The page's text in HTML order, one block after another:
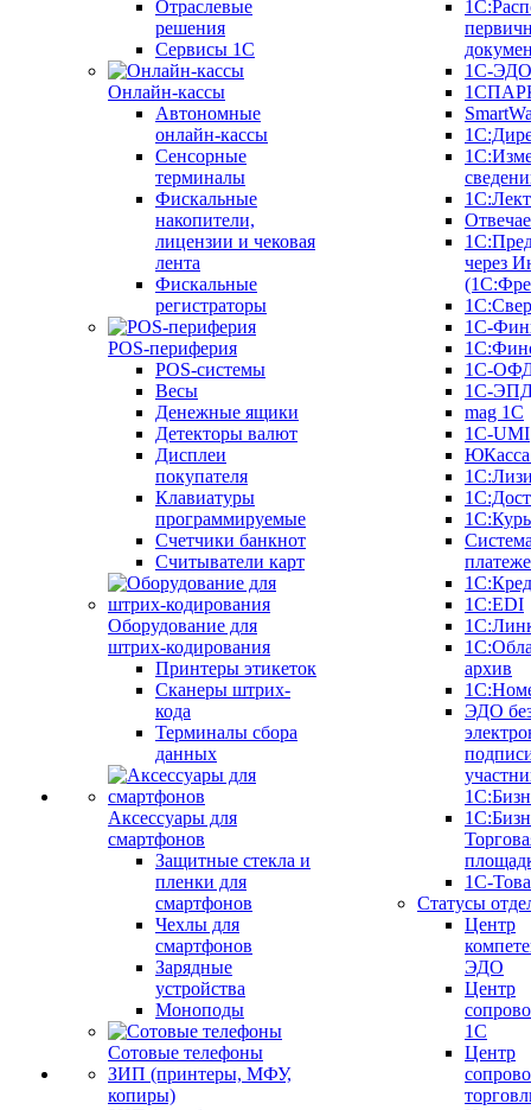
Отраслевые
решения
Сервисы 1С
Онлайн-кассы
Автономные
онлайн-кассы
Сенсорные
терминалы
Фискальные
накопители,
лицензии и чековая
лента
Фискальные
регистраторы
POS-периферия
POS-системы
Весы
Денежные ящики
Детекторы валют
Дисплеи
покупателя
Клавиатуры
программируемые
Счетчики банкнот
Считыватели карт
Оборудование для
штрих-кодирования
Принтеры этикеток
Сканеры штрих-
кода
Терминалы сбора
данных
Аксессуары для
смартфонов
Защитные стекла и
пленки для
смартфонов
Чехлы для
смартфонов
Зарядные
устройства
Моноподы
Сотовые телефоны
ЗИП (принтеры, МФУ,
копиры)
1С-ЭДО
через
1С-
1С-
1С-
mag 1C
1C-UMI
1С:EDI
архив
ЭДО
1С-
Статусы
Центр
ЭДО
Центр
1С
Центр